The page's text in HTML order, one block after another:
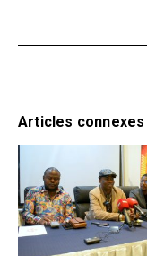
Articles connexes